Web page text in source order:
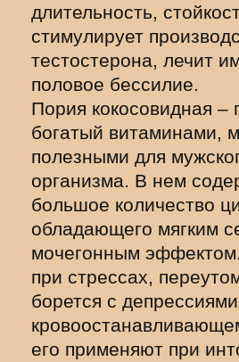
длительность,
стимулирует
тестостерона, лечит
половое бессилие.
Пория кокосовидная –
богатый витаминами,
полезными для
организма. В нем
большое количество
обладающего мягким
мочегонным
при стрессах,
борется с
его применяют при